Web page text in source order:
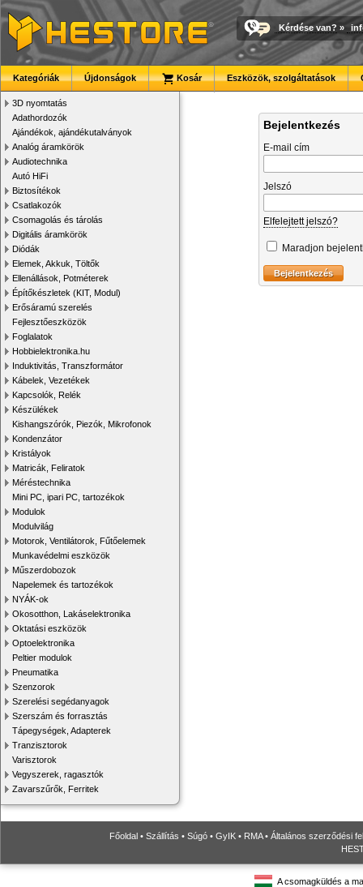
Kérdése van? »
Kategóriák Újdonságok Kosár Eszközök, szolgáltatások
3D nyomtatás
Adathordozók
Ajándékok, ajándékutalványok
Analóg áramkörök
Audiotechnika
Autó HiFi
Biztosítékok
Csatlakozók
Csomagolás és tárolás
Digitális áramkörök
Diódák
Elemek, Akkuk, Töltők
Ellenállások, Potméterek
Építőkészletek (KIT, Modul)
Erősáramú szerelés
Fejlesztőeszközök
Foglalatok
Hobbielektronika.hu
Induktivitás, Transzformátor
Kábelek, Vezetékek
Kapcsolók, Relék
Készülékek
Kishangszórók, Piezók, Mikrofonok
Kondenzátor
Kristályok
Matricák, Feliratok
Méréstechnika
Mini PC, ipari PC, tartozékok
Modulok
Modulvilág
Motorok, Ventilátorok, Fűtőelemek
Munkavédelmi eszközök
Műszerdobozok
Napelemek és tartozékok
NYÁK-ok
Okosotthon, Lakáselektronika
Oktatási eszközök
Optoelektronika
Peltier modulok
Pneumatika
Szenzorok
Szerelési segédanyagok
Szerszám és forrasztás
Tápegységek, Adapterek
Tranzisztorok
Varisztorok
Vegyszerek, ragasztók
Zavarszűrők, Ferritek
Bejelentkezés
E-mail cím
Jelszó
Elfelejtett jelszó?
Maradjon
Főoldal • Szállítás • Súgó • GyIK • RMA• Általános szerződési
A csomagküldés a